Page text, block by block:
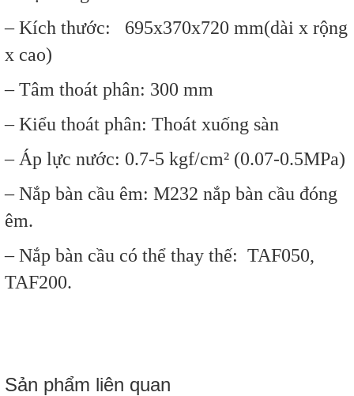
– Kích thước:
695x370x720 mm(dài x rộng
x cao)
– Tâm thoát phân: 300 mm
– Kiểu thoát phân: Thoát xuống sàn
– Áp lực nước: 0.7-5 kgf/cm² (0.07-0.5MPa)
– Nắp bàn cầu êm: M232 nắp bàn cầu đóng
êm.
– Nắp bàn cầu có thể thay thế: TAF050,
TAF200.
Sản phẩm liên quan